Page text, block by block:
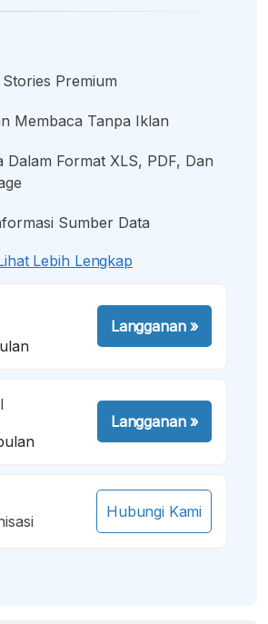
Premium
Membaca Tanpa Iklan
Dalam Format XLS, PDF, Dan
Sumber Data
Lebih Lengkap
Langganan»
Langganan»
Hubungi Kami